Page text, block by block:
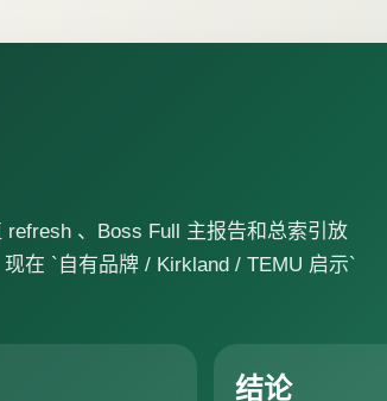
、Boss Full 主报告和总索引放
在 `自有品牌 / Kirkland / TEMU 启示`
结论